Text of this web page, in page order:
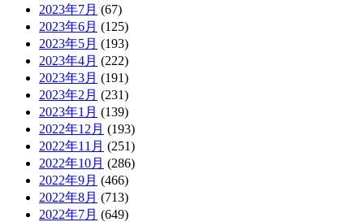
2023年7月 (67)
2023年6月 (125)
2023年5月 (193)
2023年4月 (222)
2023年3月 (191)
2023年2月 (231)
2023年1月 (139)
2022年12月 (193)
2022年11月 (251)
2022年10月 (286)
2022年9月 (466)
2022年8月 (713)
2022年7月 (649)